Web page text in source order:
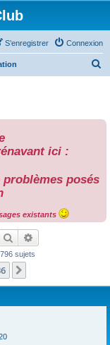
Connexion
S’enregistrer
ici :
posés
existants
Rechercher
sujets